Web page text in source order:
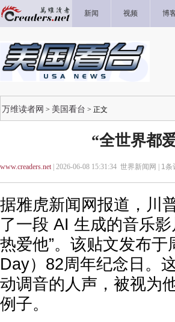
新闻 视频 博
万维读者网 > 美国看台 > 正文
“全世界都
www.creaders.net| 2026-06-08 15:31:34 世界新闻网 | 1条
据雅虎新闻网报道，川
了一段 AI 生成的音乐
热爱他”。该贴文发布
Day）82周年纪念日。
动调音的人声，被视为
例子。